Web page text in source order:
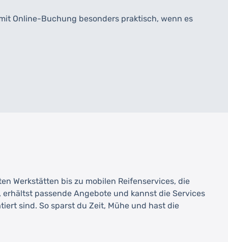
Online-Buchung besonders praktisch, wenn es
Werkstätten bis zu mobilen Reifenservices, die
passende Angebote und kannst die Services
sind. So sparst du Zeit, Mühe und hast die